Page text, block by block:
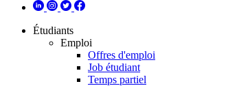
Étudiants
Emploi
Offres d'emploi
Job étudiant
Temps partiel